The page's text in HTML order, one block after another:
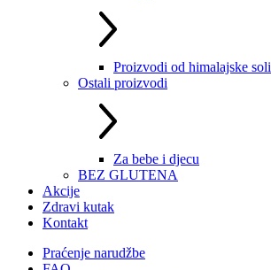
Proizvodi od himalajske soli
Ostali proizvodi
Za bebe i djecu
BEZ GLUTENA
Akcije
Zdravi kutak
Kontakt
Praćenje narudžbe